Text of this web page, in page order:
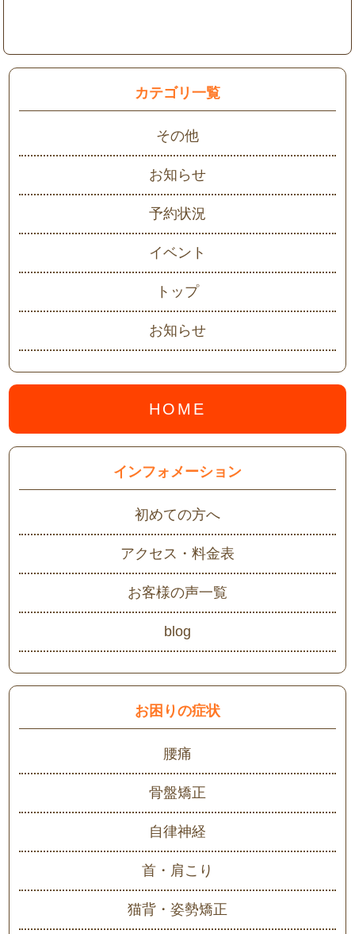
カテゴリ一覧
その他
お知らせ
予約状況
イベント
トップ
お知らせ
HOME
インフォメーション
初めての方へ
アクセス・料金表
お客様の声一覧
blog
お困りの症状
腰痛
骨盤矯正
自律神経
首・肩こり
猫背・姿勢矯正